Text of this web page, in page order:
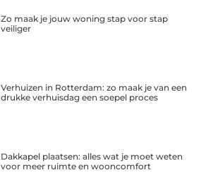
Zo maak je jouw woning stap voor stap
veiliger
Verhuizen in Rotterdam: zo maak je van een
drukke verhuisdag een soepel proces
Dakkapel plaatsen: alles wat je moet weten
voor meer ruimte en wooncomfort